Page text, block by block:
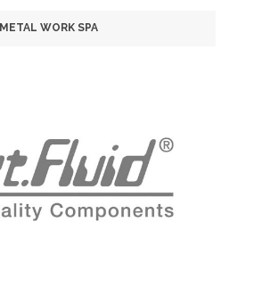
METAL WORK SPA